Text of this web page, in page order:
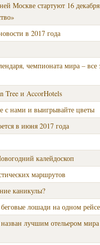
Москве стартуют 16
в 2017 года
чемпионата мира – все
Tree и AccorHotels
с нами и выигрывайте цветы
в июня 2017 года
калейдоскоп
маршрутов
каникулы?
лошади на одном рейсе
лучшим отельером